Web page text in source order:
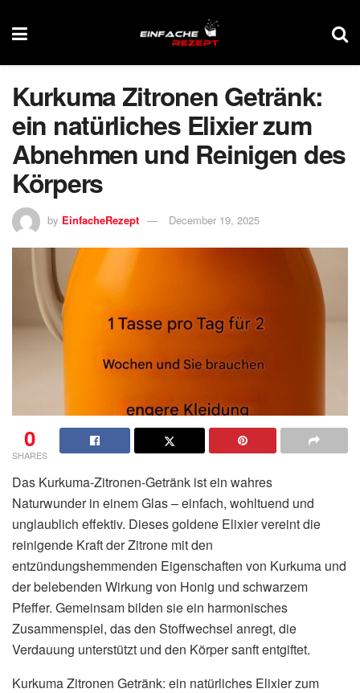
Kurkuma Zitronen Getränk:
ein natürliches Elixier zum
Abnehmen und Reinigen des
Körpers
by EinfacheRezept December 19, 2025
0
SHARES
Das Kurkuma-Zitronen-Getränk ist ein wahres
Naturwunder in einem Glas – einfach, wohltuend und
unglaublich effektiv. Dieses goldene Elixier vereint die
reinigende Kraft der Zitrone mit den
entzündungshemmenden Eigenschaften von Kurkuma und
der belebenden Wirkung von Honig und schwarzem
Pfeffer. Gemeinsam bilden sie ein harmonisches
Zusammenspiel, das den Stoffwechsel anregt, die
Verdauung unterstützt und den Körper sanft entgiftet.
Kurkuma Zitronen Getränk: ein natürliches Elixier zum